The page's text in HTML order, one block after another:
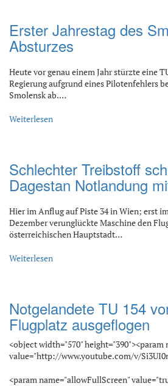
Erster Jahrestag des
Absturzes
Heute vor genau einem Jahr stürzte eine
Regierung aufgrund eines Pilotenfehlers
Smolensk ab.…
Weiterlesen
Schlechter Treibstoff
Dagestan Notlandung
Hier im Anflug auf Piste 34 in Wien; erst
Dezember verunglückte Maschine den
österreichischen Hauptstadt…
Weiterlesen
Notgelandete TU 154
Flugplatz ausgeflogen
<object width="570" height="390"><param
value="http://www.youtube.com/v/
<param name="allowFullScreen"